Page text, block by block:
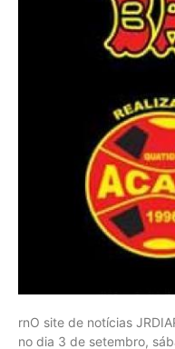
rnO site de notícias
no dia 3 de setembro,